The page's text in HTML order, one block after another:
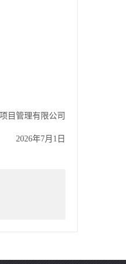
目管理有限公司
2026年7月1日